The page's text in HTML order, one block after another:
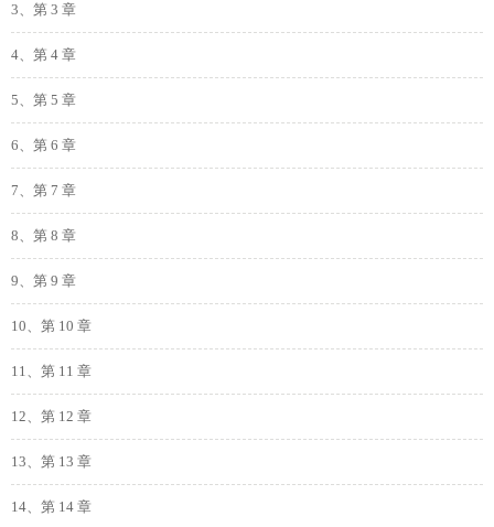
3、第 3 章
4、第 4 章
5、第 5 章
6、第 6 章
7、第 7 章
8、第 8 章
9、第 9 章
10、第 10 章
11、第 11 章
12、第 12 章
13、第 13 章
14、第 14 章